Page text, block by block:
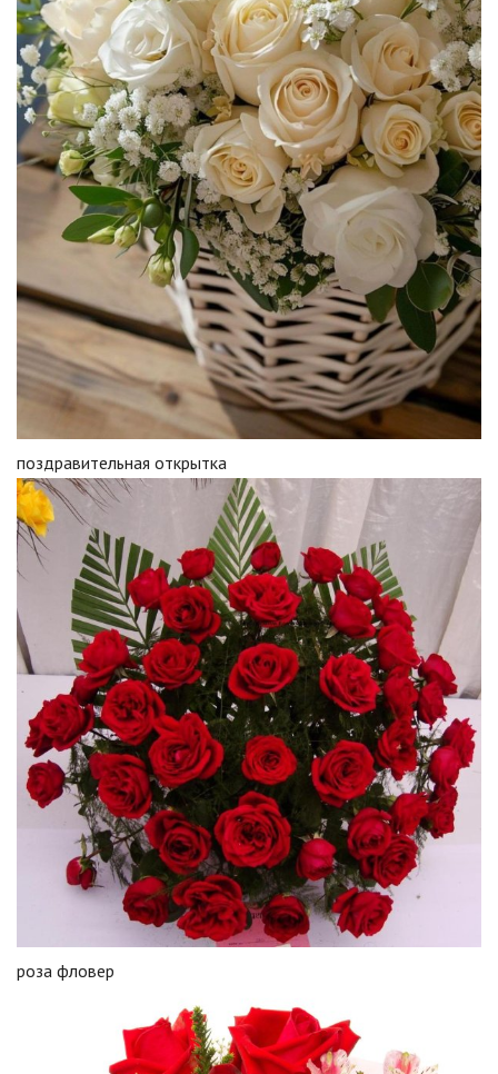
поздравительная открытка
роза фловер